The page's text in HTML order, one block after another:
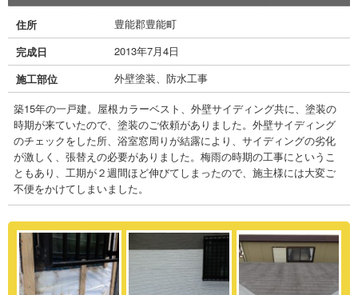
住所
豊能郡豊能町
完成日
2013年7月4日
施工部位
外壁塗装、防水工事
築15年の一戸建。屋根カラーベスト、外壁サイディング共に、塗装の
時期が来ていたので、塗装のご依頼がありました。外壁サイディング
のチェックをした所、浴室窓周りが結露により、サイディングの劣化
が激しく、張替えの必要がありました。梅雨の時期の工事にというこ
ともあり、工期が２週間ほど伸びてしまったので、施主様には大変ご
不便をかけてしまいました。